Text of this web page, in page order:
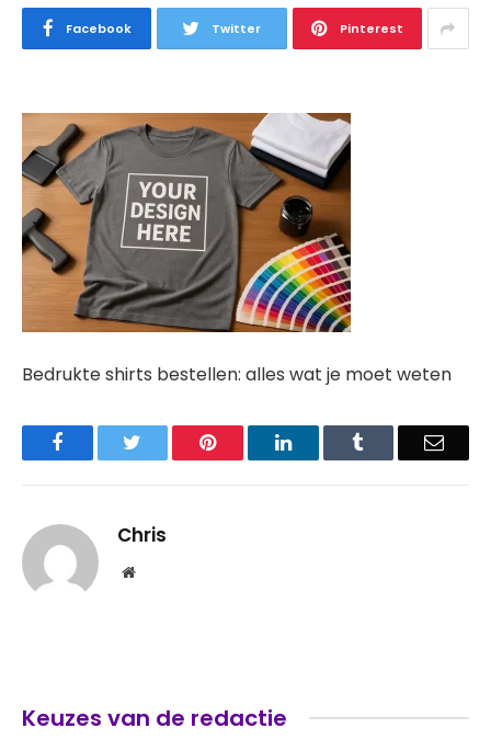
Facebook Twitter Pinterest
Bedrukte shirts bestellen: alles wat je moet weten
Facebook Pinterest LinkedIn Email
Chris
Website
Keuzes van de redactie